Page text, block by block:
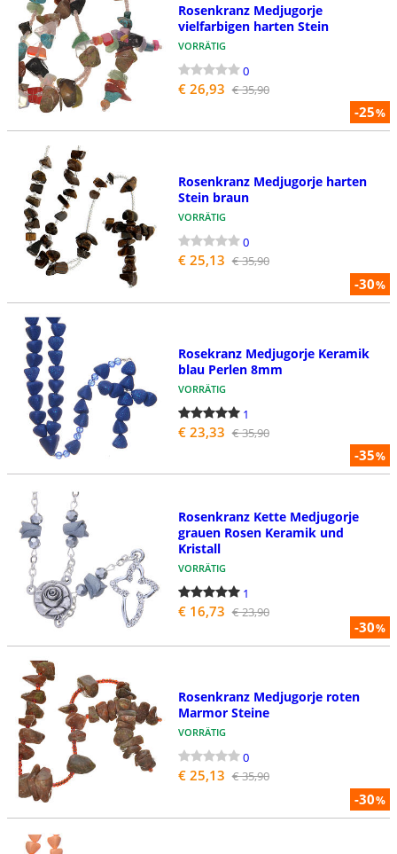
-25%
Rosenkranz Medjugorje
vielfarbigen harten Stein
VORRÄTIG
0
€ 26,93 € 35,90
-30%
Rosenkranz Medjugorje harten
Stein braun
VORRÄTIG
0
€ 25,13 € 35,90
-35%
Rosekranz Medjugorje Keramik
blau Perlen 8mm
VORRÄTIG
1
€ 23,33 € 35,90
-30%
Rosenkranz Kette Medjugorje
grauen Rosen Keramik und
Kristall
VORRÄTIG
1
€ 16,73 € 23,90
-30%
Rosenkranz Medjugorje roten
Marmor Steine
VORRÄTIG
0
€ 25,13 € 35,90